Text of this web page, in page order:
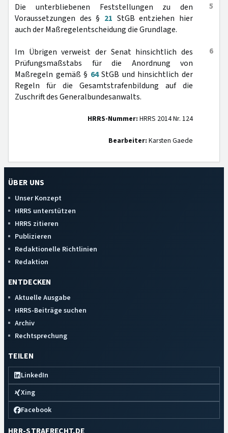
5
Die unterbliebenen Feststellungen zu den
Voraussetzungen des § 21 StGB entziehen hier
auch der Maßregelentscheidung die Grundlage.
6
Im Übrigen verweist der Senat hinsichtlich des
Prüfungsmaßstabs für die Anordnung von
Maßregeln gemäß § 64StGB und hinsichtlich der
Regeln für die Gesamtstrafenbildung auf die
Zuschrift des Generalbundesanwalts.
HRRS-Nummer: HRRS 2014 Nr. 124
Bearbeiter: Karsten Gaede
ÜBER UNS
Unser Konzept
HRRS unterstützen
HRRS zitieren
Publizieren
Redaktionelle Richtlinien
Redaktion
ENTDECKEN
Aktuelle Ausgabe
HRRS-Beiträge suchen
Archiv
Rechtsprechung
TEILEN
LinkedIn
Xing
Facebook